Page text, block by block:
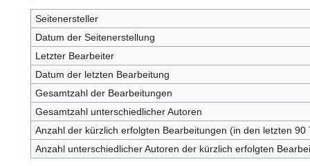
Seitenersteller
Datum der Seitenerstellung
Letzter Bearbeiter
Datum der letzten Bearbeitung
Gesamtzahl der Bearbeitungen
Gesamtzahl unterschiedlicher Autoren
Anzahl der kürzlich erfolgten Bearbeitungen (in den letzten 90
Anzahl unterschiedlicher Autoren der kürzlich erfolgten